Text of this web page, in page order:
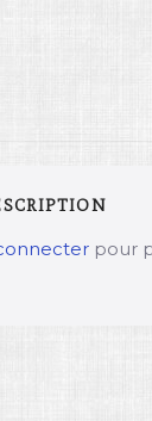
pour